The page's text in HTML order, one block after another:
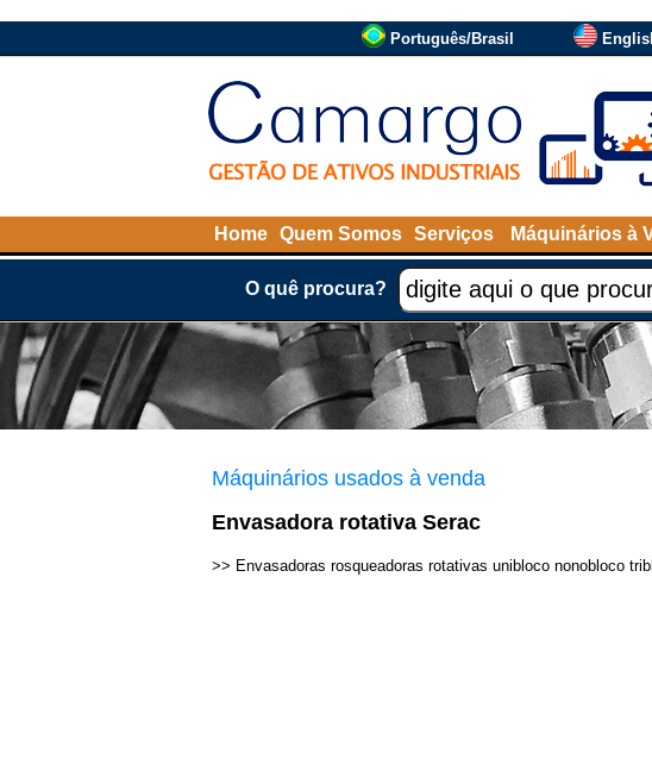
Português/Brasil
Home Quem Somos Serviços Máquinários à
O quê procura?
Máquinários usados à venda
Envasadora rotativa Serac
>> Envasadoras rosqueadoras rotativas unibloco nonobloco